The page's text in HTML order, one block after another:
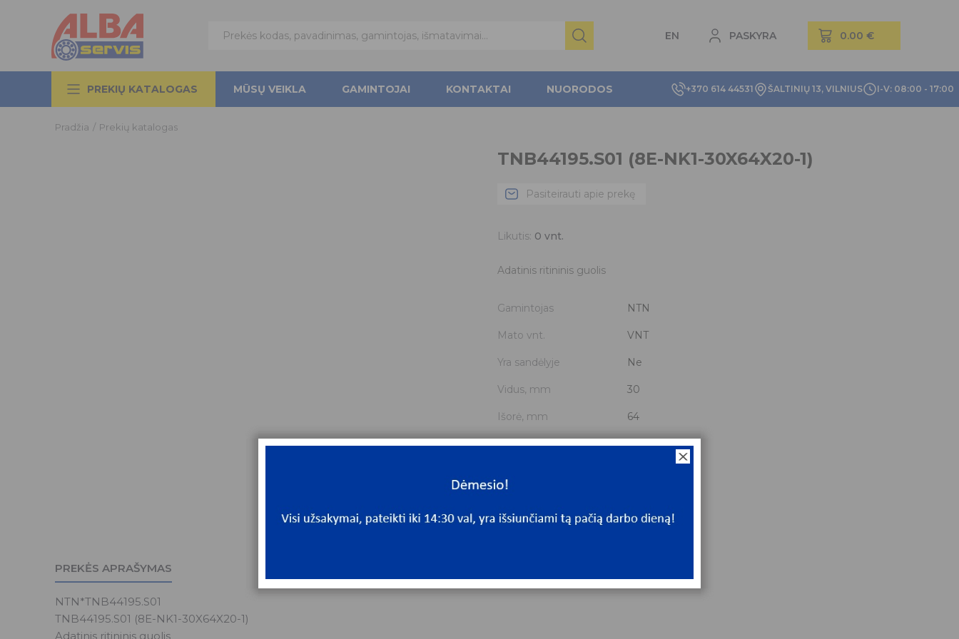
EN PASKYRA
+370 614 44531 ŠALTINIŲ 13, VILNIUS I-V: 08:00 - 17:00
PREKIŲ KATALOGAS MŪSŲ VEIKLA GAMINTOJAI KONTAKTAI NUORODOS
Pradžia / Prekių katalogas
TNB44195.S01 (8E-NK1-30X64X20-1)
Pasiteirauti apie prekę
Likutis: 0 vnt.
Adatinis ritininis guolis
Gamintojas NTN
Mato vnt. VNT
Yra sandėlyje Ne
Vidus, mm 30
Išorė, mm 64
Storis, mm 20
PREKĖS APRAŠYMAS
NTN*TNB44195.S01
TNB44195.S01 (8E-NK1-30X64X20-1)
Adatinis ritininis guolis